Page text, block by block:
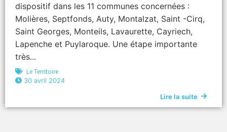
dispositif dans les 11 communes concernées :
Molières, Septfonds, Auty, Montalzat, Saint -Cirq,
Saint Georges, Monteils, Lavaurette, Cayriech,
Lapenche et Puylaroque. Une étape importante
très...
Le Territoire
30 avril 2024
Lire la suite